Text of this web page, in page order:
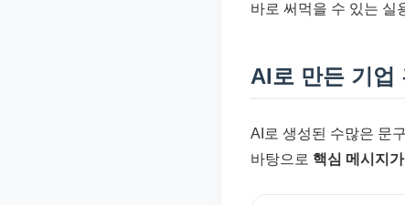
바로 써먹을 수 있는 실
AI로 만든 기업
AI로 생성된 수많은 문
바탕으로 핵심 메시지